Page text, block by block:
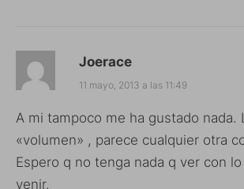
Joerace
11 mayo, 2013 a las 11:49
A mi tampoco me ha gustado nada.
«volumen» , parece cualquier otra
Espero q no tenga nada q ver con
venir.